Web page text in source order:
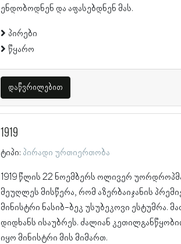
ენდობოდნენ და აფასებდნენ მას.
პირები
წყარო
დაწვრილებით
1919
ტიპი: პირადი ურთიერთობა
1919 წლის 22 ნოემბერს ოლივერ
მეუღლეს მისწერა, რომ აზერბაიჯანის
მინისტრი ნასიბ-ბეკ უსუბეკოვი ესტუმრა.
დიდხანს ისაუბრეს. ძალიან
იყო მინისტრი მის მიმართ.